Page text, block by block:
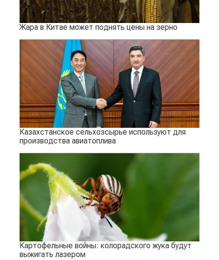
Жара в Китае может поднять цены на зерно
Казахстанское сельхозсырье используют для
производства авиатоплива
Картофельные войны: колорадского жука будут
выжигать лазером